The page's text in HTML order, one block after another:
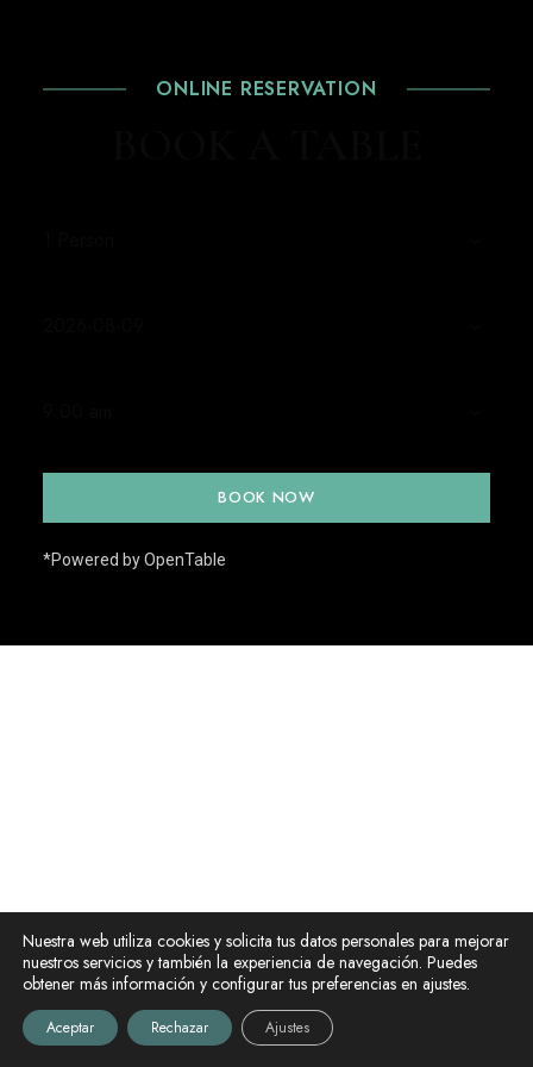
ONLINE RESERVATION
BOOK NOW
*Powered by OpenTable
Nuestra web utiliza cookies y solicita tus datos personales para mejorar
nuestros servicios y también la experiencia de navegación. Puedes
obtener más información y configurar tus preferencias en ajustes.
Aceptar Rechazar Ajustes